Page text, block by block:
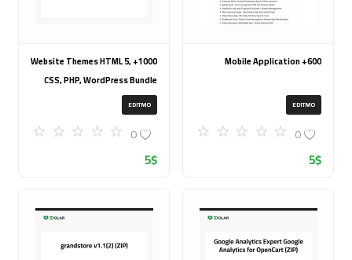
600+ Mobile Application
EDITMO
0
5$
1000+ Website Themes HTML 5,
CSS, PHP, WordPress Bundle
20240917T145511Z 001 (ZIP)
EDITMO
0
5$